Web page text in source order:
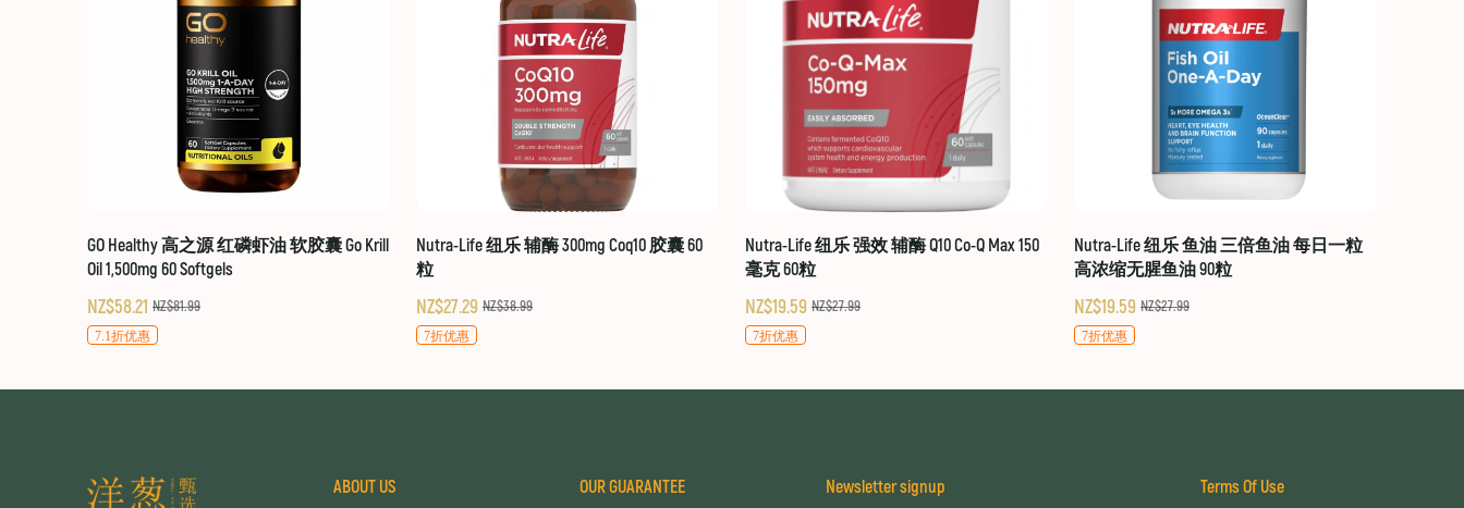
GO Healthy 高之源 红磷虾油 软胶囊 Go Krill
Oil 1,500mg 60 Softgels
NZ$58.21 NZ$81.99
7.1折优惠
Nutra-Life 纽乐 辅酶 300mg Coq10 胶囊 60
粒
NZ$27.29 NZ$38.99
7折优惠
Nutra-Life 纽乐 强效 辅酶 Q10 Co-Q Max 150
毫克 60粒
NZ$19.59 NZ$27.99
7折优惠
Nutra-Life 纽乐 鱼油 三倍鱼油 每日一粒
高浓缩无腥鱼油 90粒
NZ$19.59 NZ$27.99
7折优惠
ABOUT US OUR GUARANTEE Newsletter signup Terms Of Use